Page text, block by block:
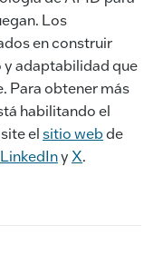
Los
en construir
adaptabilidad que
Para obtener más
habilitando el
elsitio webde
LinkedIny X.